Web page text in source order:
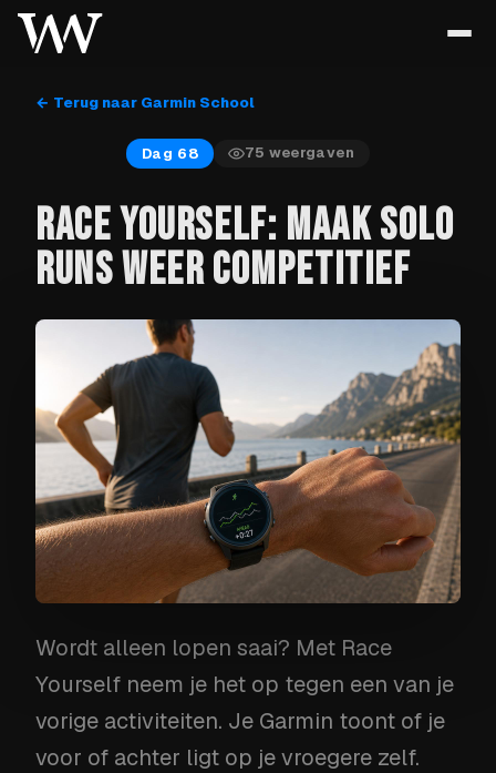
← Terug naar Garmin School
Dag 68 75 weergaven
RACE YOURSELF: MAAK SOLO
RUNS WEER COMPETITIEF
Wordt alleen lopen saai? Met Race
Yourself neem je het op tegen een van je
vorige activiteiten. Je Garmin toont of je
voor of achter ligt op je vroegere zelf.